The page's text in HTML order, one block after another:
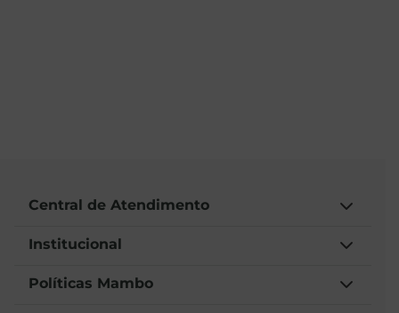
Central de Atendimento
Institucional
Políticas Mambo